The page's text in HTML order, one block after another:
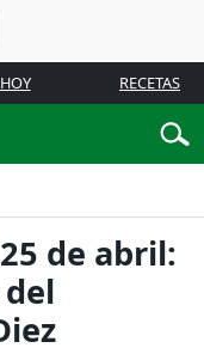
RECETAS
de abril: